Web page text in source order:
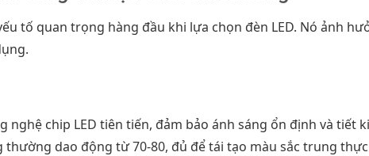
tố quan trọng hàng đầu khi lựa chọn đèn LED. Nó ảnh
nghệ chip LED tiên tiến, đảm bảo ánh sáng ổn định và tiết
thường dao động từ 70-80, đủ để tái tạo màu sắc trung